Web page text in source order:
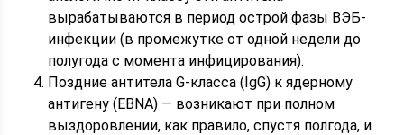
вырабатываются в период острой фазы ВЭБ-
инфекции (в промежутке от одной недели до
полугода с момента инфицирования).
Поздние антитела G-класса (IgG) к ядерному
антигену (EBNA) — возникают при полном
выздоровлении, как правило, спустя полгода, и